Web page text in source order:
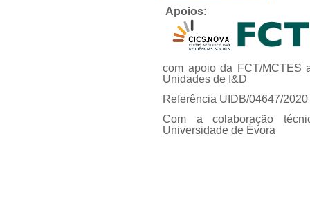
Apoios:
com apoio da FCT/MCTES
Unidades de I&D
Referência UIDB/04647/2020
Com a colaboração
Universidade de Évora